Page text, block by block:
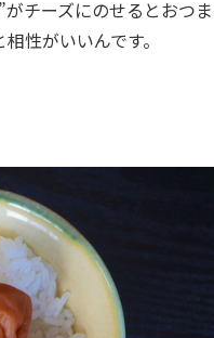
チーズにのせるとおつ
性がいいんです。